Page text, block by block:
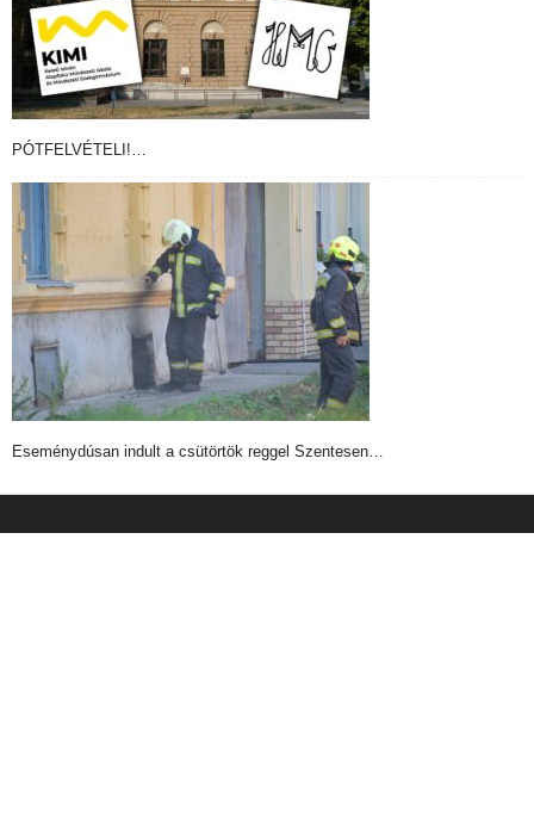
PÓTFELVÉTELI!…
Eseménydúsan indult a csütörtök reggel Szentesen…